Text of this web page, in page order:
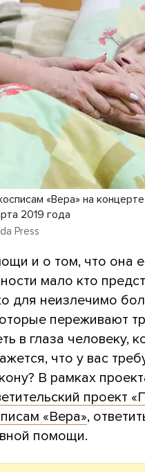
«Вера» на
2019 года
Press
и о том, что она
мало кто
для неизлечимо
переживают
в глаза человеку,
что у вас
В рамках
проект
«Вера»,
помощи.